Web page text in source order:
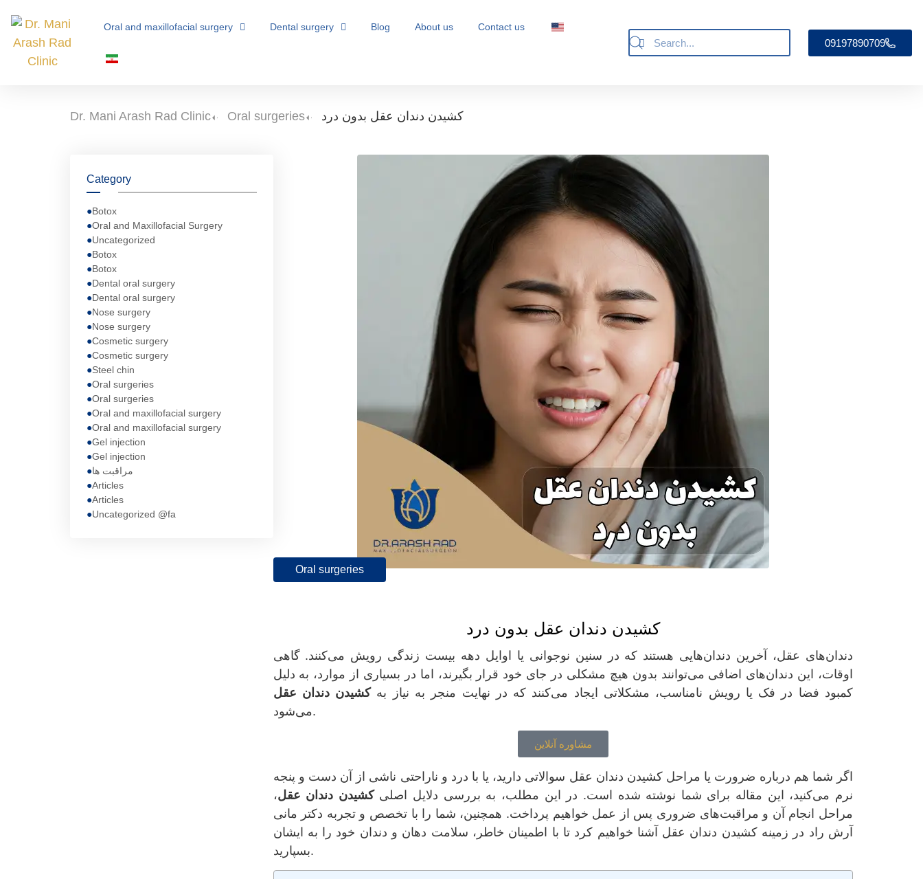
Oral and maxillofacial surgery Dental surgery Blog About us Contact us
09197890709
Dr. Mani Arash Rad Clinic- Oral surgeries- كشيدن دندان عقل بدون درد
Category
Botox
Oral and Maxillofacial Surgery
Uncategorized
Botox
Botox
Dental oral surgery
Dental oral surgery
Nose surgery
Nose surgery
Cosmetic surgery
Cosmetic surgery
Steel chin
Oral surgeries
Oral surgeries
Oral and maxillofacial surgery
Oral and maxillofacial surgery
Gel injection
Gel injection
مراقبت ها
Articles
Articles
Uncategorized @fa
Oral surgeries
كشيدن دندان عقل بدون درد
دندان‌های عقل، آخرین دندان‌هایی هستند که در سنین نوجوانی یا اوایل دهه بیست زندگی رویش می‌کنند. گاهی
اوقات، این دندان‌های اضافی می‌توانند بدون هیچ مشکلی در جای خود قرار بگیرند، اما در بسیاری از موارد، به دلیل
کمبود فضا در فک یا رویش نامناسب، مشکلاتی ایجاد می‌کنند که در نهایت منجر به نیاز بهكشيدن دندان عقل
می‌شود.
مشاوره آنلاین
اگر شما هم درباره ضرورت یا مراحل كشيدن دندان عقل سوالاتی دارید، یا با درد و ناراحتی ناشی از آن دست و پنجه
نرم می‌کنید، این مقاله برای شما نوشته شده است. در این مطلب، به بررسی دلایل اصلیكشيدن دندان عقل،
مراحل انجام آن و مراقبت‌های ضروری پس از عمل خواهیم پرداخت. همچنین، شما را با تخصص و تجربه دکتر مانی
آرش راد در زمینه كشيدن دندان عقل آشنا خواهیم کرد تا با اطمینان خاطر، سلامت دهان و دندان خود را به ایشان
بسپارید.